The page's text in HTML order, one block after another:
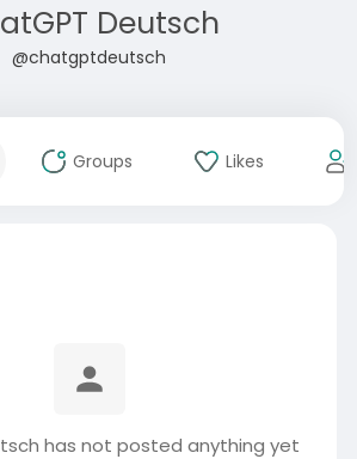
Deutsch
@chatgptdeutsch
Groups Likes
has not posted anything yet